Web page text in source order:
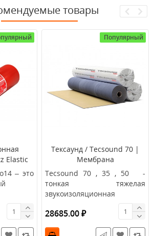
товары
Elastic
– это
Популярный
Тексаунд / Tecsound 70 |
Мембрана
Tecsound 70 , 35 , 50 -
тонкая тяжелая
звукоизоляционная
мембрана (сделано в
Испании). И..
28685.00 ₽